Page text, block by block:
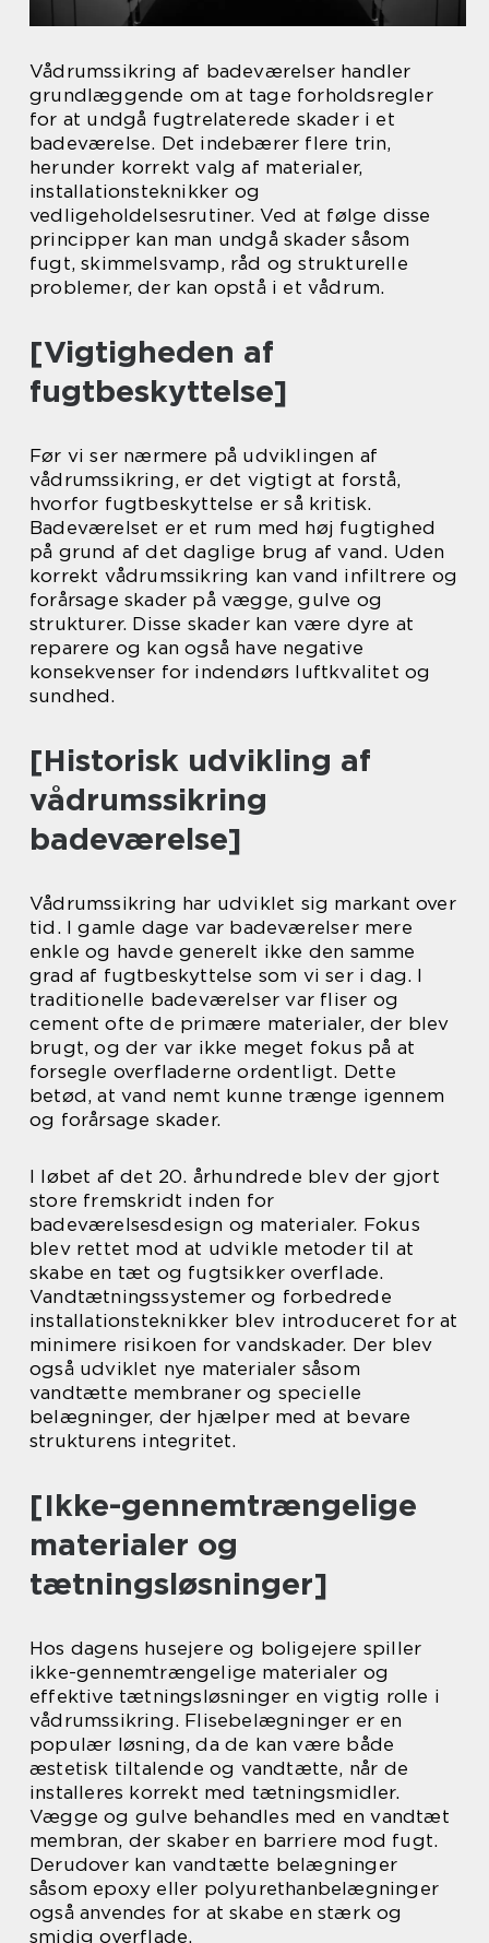
Vådrumssikring af badeværelser handler
grundlæggende om at tage forholdsregler
for at undgå fugtrelaterede skader i et
badeværelse. Det indebærer flere trin,
herunder korrekt valg af materialer,
installationsteknikker og
vedligeholdelsesrutiner. Ved at følge disse
principper kan man undgå skader såsom
fugt, skimmelsvamp, råd og strukturelle
problemer, der kan opstå i et vådrum.
[Vigtigheden af
fugtbeskyttelse]
Før vi ser nærmere på udviklingen af
vådrumssikring, er det vigtigt at forstå,
hvorfor fugtbeskyttelse er så kritisk.
Badeværelset er et rum med høj fugtighed
på grund af det daglige brug af vand. Uden
korrekt vådrumssikring kan vand infiltrere og
forårsage skader på vægge, gulve og
strukturer. Disse skader kan være dyre at
reparere og kan også have negative
konsekvenser for indendørs luftkvalitet og
sundhed.
[Historisk udvikling af
vådrumssikring
badeværelse]
Vådrumssikring har udviklet sig markant over
tid. I gamle dage var badeværelser mere
enkle og havde generelt ikke den samme
grad af fugtbeskyttelse som vi ser i dag. I
traditionelle badeværelser var fliser og
cement ofte de primære materialer, der blev
brugt, og der var ikke meget fokus på at
forsegle overfladerne ordentligt. Dette
betød, at vand nemt kunne trænge igennem
og forårsage skader.
I løbet af det 20. århundrede blev der gjort
store fremskridt inden for
badeværelsesdesign og materialer. Fokus
blev rettet mod at udvikle metoder til at
skabe en tæt og fugtsikker overflade.
Vandtætningssystemer og forbedrede
installationsteknikker blev introduceret for at
minimere risikoen for vandskader. Der blev
også udviklet nye materialer såsom
vandtætte membraner og specielle
belægninger, der hjælper med at bevare
strukturens integritet.
[Ikke-gennemtrængelige
materialer og
tætningsløsninger]
Hos dagens husejere og boligejere spiller
ikke-gennemtrængelige materialer og
effektive tætningsløsninger en vigtig rolle i
vådrumssikring. Flisebelægninger er en
populær løsning, da de kan være både
æstetisk tiltalende og vandtætte, når de
installeres korrekt med tætningsmidler.
Vægge og gulve behandles med en vandtæt
membran, der skaber en barriere mod fugt.
Derudover kan vandtætte belægninger
såsom epoxy eller polyurethanbelægninger
også anvendes for at skabe en stærk og
smidig overflade.